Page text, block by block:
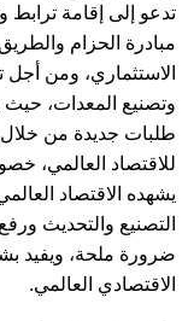
تدعو إلى إقامة
مبادرة الحزام
الاستثماري، ومن أجل
وتصنيع المعدات،
طلبات جديدة من
للاقتصاد العالمي،
يشهده الاقتصاد
التصنيع والتحديث
ضرورة ملحة، ويفيد
الاقتصادي العالمي.